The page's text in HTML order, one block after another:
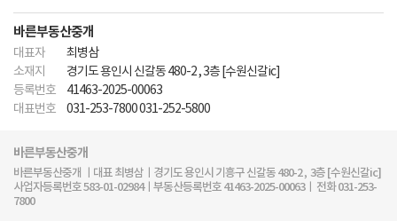
바른부동산중개
대표자
최병삼
소재지
경기도 용인시 신갈동 480-2 , 3층 [수원신갈ic]
등록번호
41463-2025-00063
대표번호
031-253-7800 031-252-5800
바른부동산중개
바른부동산중개 ㅣ대표 최병삼ㅣ경기도 용인시 기흥구 신갈동 480-2 , 3층 [수원신갈ic]
사업자등록번호 583-01-02984ㅣ부동산등록번호 41463-2025-00063ㅣ 전화 031-253-
7800